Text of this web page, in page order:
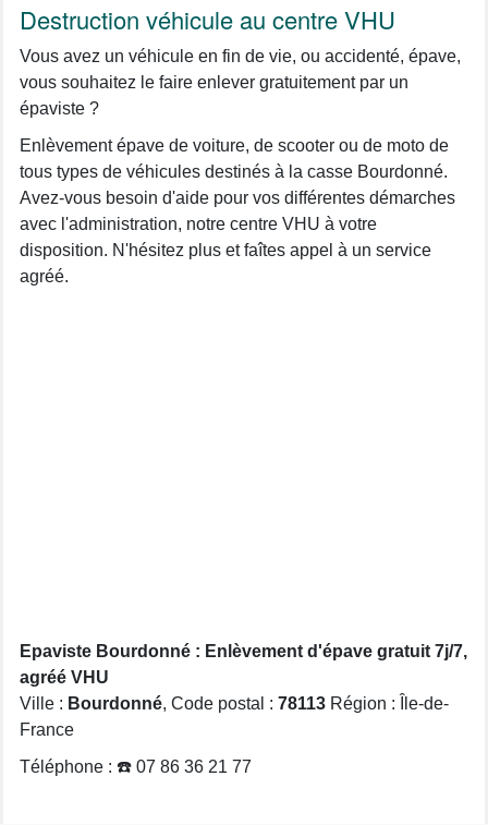
Destruction véhicule au centre VHU
Vous avez un véhicule en fin de vie, ou accidenté, épave,
vous souhaitez le faire enlever gratuitement par un
épaviste ?
Enlèvement épave de voiture, de scooter ou de moto de
tous types de véhicules destinés à la casse Bourdonné.
Avez-vous besoin d'aide pour vos différentes démarches
avec l'administration, notre centre VHU à votre
disposition. N'hésitez plus et faîtes appel à un service
agréé.
Epaviste Bourdonné : Enlèvement d'épave gratuit 7j/7,
agréé VHU
Ville : Bourdonné, Code postal : 78113 Région : Île-de-
France
Téléphone : ☎️ 07 86 36 21 77